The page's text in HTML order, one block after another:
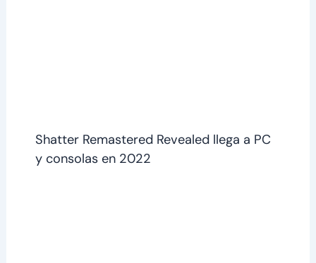
Shatter Remastered Revealed llega a PC
y consolas en 2022